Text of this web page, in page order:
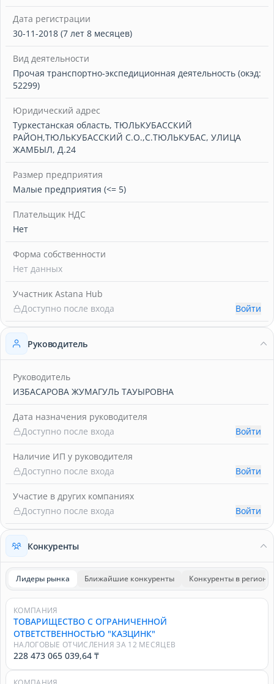
Дата регистрации
30-11-2018 (7 лет 8 месяцев)
Вид деятельности
Прочая транспортно-экспедиционная деятельность (окэд:
52299)
Юридический адрес
Туркестанская область, ТЮЛЬКУБАССКИЙ
РАЙОН,ТЮЛЬКУБАССКИЙ С.О.,С.ТЮЛЬКУБАС, УЛИЦА
ЖАМБЫЛ, Д.24
Размер предприятия
Малые предприятия (<= 5)
Плательщик НДС
Нет
Форма собственности
Нет данных
Участник Astana Hub
Доступно после входа
Войти
Руководитель
Руководитель
ИЗБАСАРОВА ЖУМАГУЛЬ ТАУЫРОВНА
Дата назначения руководителя
Доступно после входа
Войти
Наличие ИП у руководителя
Доступно после входа
Войти
Участие в других компаниях
Доступно после входа
Войти
Конкуренты
Лидеры рынка Ближайшие конкуренты Конкуренты в регионе
КОМПАНИЯ
ТОВАРИЩЕСТВО С ОГРАНИЧЕННОЙ
ОТВЕТСТВЕННОСТЬЮ "КАЗЦИНК"
НАЛОГОВЫЕ ОТЧИСЛЕНИЯ ЗА 12 МЕСЯЦЕВ
228 473 065 039,64 ₸